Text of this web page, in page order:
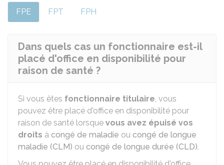
FPE FPT FPH
Dans quels cas un fonctionnaire est-il
placé d'office en disponibilité pour
raison de santé ?
Si vous êtes fonctionnaire titulaire, vous
pouvez être placé d'office en disponibilité pour
raison de santé lorsque vous avez épuisé vos
droits à congé de maladie ou congé de longue
maladie (CLM) ou congé de longue durée (CLD).